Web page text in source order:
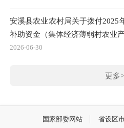
安溪县农业农村局关于拨付2025
补助资金（集体经济薄弱村农业
2026-06-30
更多>
国家部委网站 省设区